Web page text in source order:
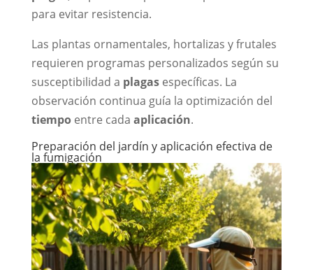
para evitar resistencia.
Las plantas ornamentales, hortalizas y frutales
requieren programas personalizados según su
susceptibilidad a plagasespecíficas. La
observación continua guía la optimización del
tiempoentre cada aplicación.
Preparación del jardín y aplicación efectiva de
la fumigación